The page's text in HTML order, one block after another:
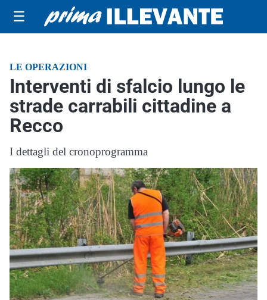
☰
LE OPERAZIONI
Interventi di sfalcio lungo le
strade carrabili cittadine a
Recco
I dettagli del cronoprogramma